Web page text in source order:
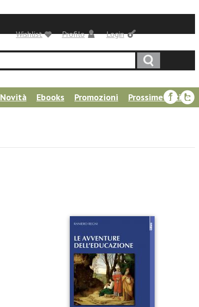
Login
Profilo
Wishlist
Novità Ebooks Promozioni
Prossime uscite